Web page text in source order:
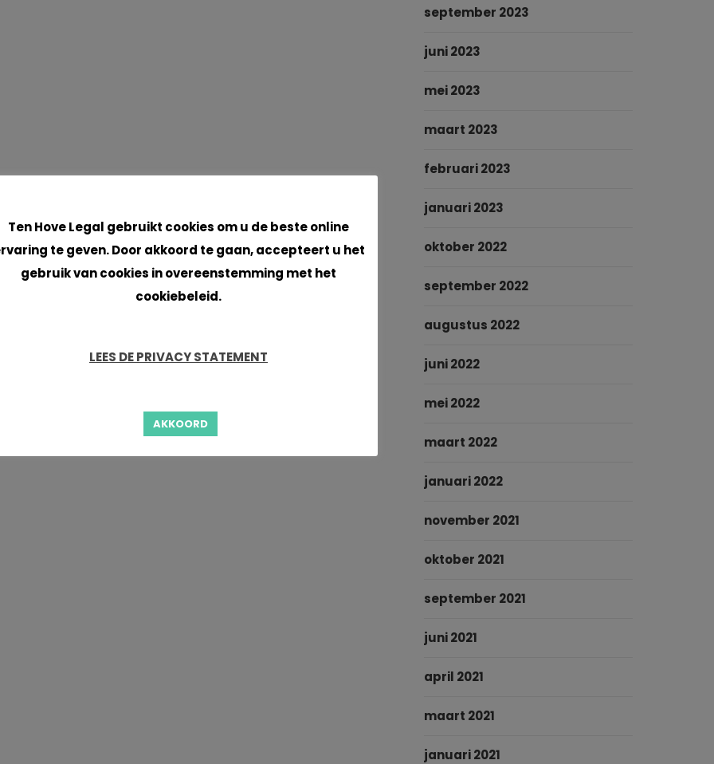
september 2023
juni 2023
mei 2023
maart 2023
februari 2023
januari 2023
oktober 2022
september 2022
augustus 2022
juni 2022
mei 2022
maart 2022
januari 2022
november 2021
oktober 2021
september 2021
juni 2021
april 2021
maart 2021
januari 2021
Ten Hove Legal gebruikt cookies om u de beste online
te geven. Door akkoord te gaan, accepteert u het
gebruik van cookies in overeenstemming met het
cookiebeleid.
LEES DE PRIVACY STATEMENT
AKKOORD